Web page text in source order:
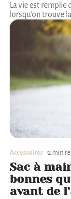
La vie est remplie
lorsqu’on trouve
Accessoires 2 min
Sac à
bonnes
avant de